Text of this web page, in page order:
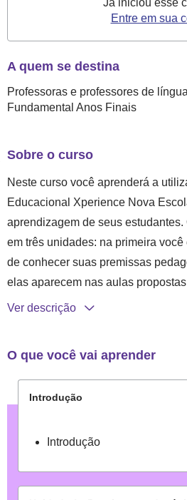
Já iniciou esse
Entre em sua
A quem se destina
Professoras e professores de
Fundamental Anos Finais
Sobre o curso
Neste curso você aprenderá a
Educacional Xperience Nova
aprendizagem de seus
em três unidades: na primeira
de conhecer suas premissas
elas aparecem nas aulas
você aprenderá a utilizar o Material
unidade abordará as implicações
docente, como formas de
clique em “Começar estudos”.
Objetivos de aprendizagem:
Ver descrição
O que você vai aprender
Introdução
Introdução